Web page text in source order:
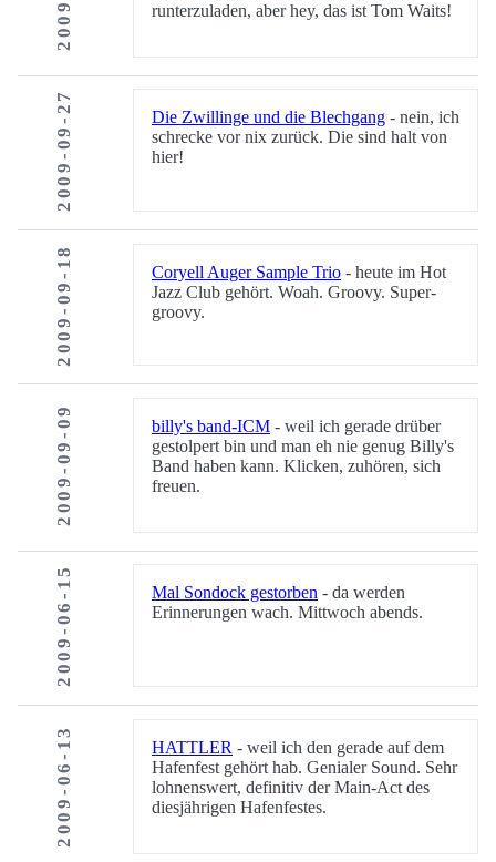
runterzuladen, aber hey, das ist Tom Waits!
2009-09-27 Die Zwillinge und die Blechgang - nein, ich
schrecke vor nix zurück. Die sind halt von
hier!
2009-09-18 Coryell Auger Sample Trio - heute im Hot
Jazz Club gehört. Woah. Groovy. Super-
groovy.
2009-09-09 billy's band-ICM - weil ich gerade drüber
gestolpert bin und man eh nie genug Billy's
Band haben kann. Klicken, zuhören, sich
freuen.
2009-06-15 Mal Sondock gestorben - da werden
Erinnerungen wach. Mittwoch abends.
2009-06-13 HATTLER - weil ich den gerade auf dem
Hafenfest gehört hab. Genialer Sound. Sehr
lohnenswert, definitiv der Main-Act des
diesjährigen Hafenfestes.